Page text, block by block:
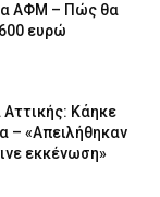
ΑΦΜ – Πώς θα
ευρώ
Κάηκε
– «Απειλήθηκαν
εκκένωση»